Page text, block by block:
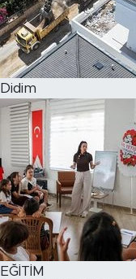
Didim
EĞİTİM